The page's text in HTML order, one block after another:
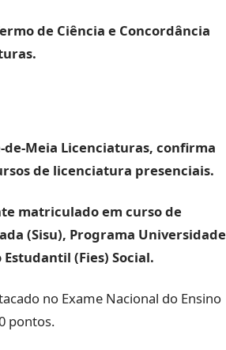
de Ciência e Concordância
de-Meia Licenciaturas, confirma
de licenciatura presenciais.
matriculado em curso de
(Sisu), Programa Universidade
(Fies) Social.
no Exame Nacional do Ensino
pontos.